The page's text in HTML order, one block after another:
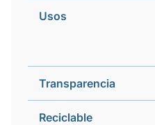
Usos
Transparencia
Reciclable